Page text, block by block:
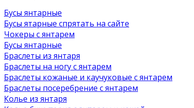
Бусы янтарные
Бусы ятарные спрятать на сайте
Чокеры с янтарем
Бусы янтарные
Браслеты из янтаря
Браслеты на ногу с янтарем
Браслеты кожаные и каучуковые с янтарем
Браслеты посеребрение с янтарем
Колье из янтаря